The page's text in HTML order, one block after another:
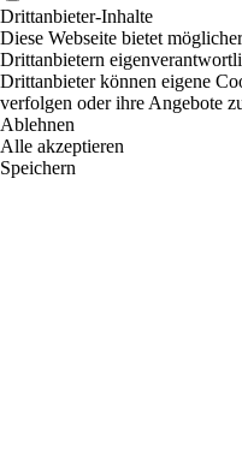
Drittanbieter-Inhalte
Diese Webseite bietet
Drittanbietern
Drittanbieter können eigene
verfolgen oder ihre Angebote
Ablehnen
Alle akzeptieren
Speichern